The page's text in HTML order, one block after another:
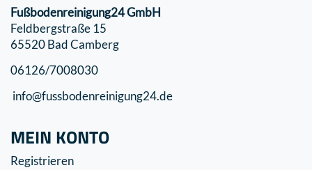
Fußbodenreinigung24 GmbH
Feldbergstraße 15
65520 Bad Camberg
06126/7008030
info@fussbodenreinigung24.de
MEIN KONTO
Registrieren